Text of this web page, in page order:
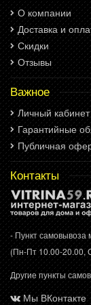
О компании
Доставка и
Скидки
Отзывы
Важное
Личный кабинет
Гарантийные
Публичная
Контакты
- Пункт самовывоза
(Пн-Пт 10.00-20.00,
Другие пункты
Мы ВКонтакте